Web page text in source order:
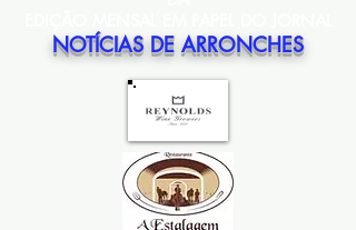
NOTÍCIAS DE ARRONCHES